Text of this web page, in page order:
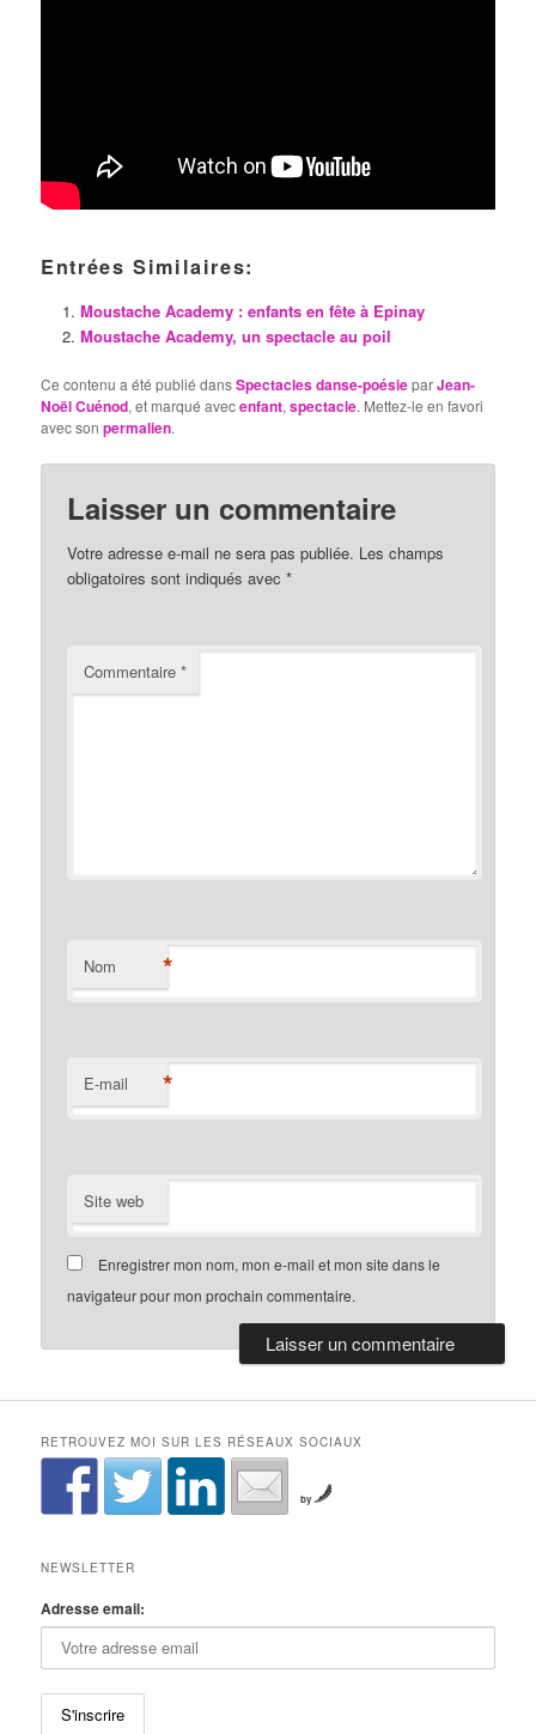
Entrées Similaires:
Moustache Academy : enfants en fête à Epinay
Moustache Academy, un spectacle au poil
Ce contenu a été publié dansSpectacles danse-poésieparJean-
Noël Cuénod, et marqué avecenfant,spectacle. Mettez-le en favori
avec sonpermalien.
Laisser un commentaire
Votre adresse e-mail ne sera pas publiée. Les champs
obligatoires sont indiqués avec*
Commentaire*
Nom *
E-mail *
Site web
Enregistrer mon nom, mon e-mail et mon site dans le
navigateur pour mon prochain commentaire.
RETROUVEZ MOI SUR LES RÉSEAUX SOCIAUX
by
NEWSLETTER
Adresse email: